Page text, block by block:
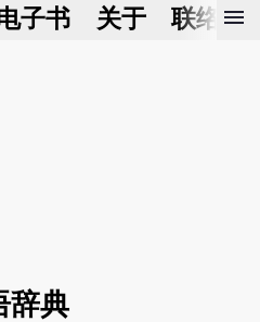
子书 关于 联络我
menu
辞典